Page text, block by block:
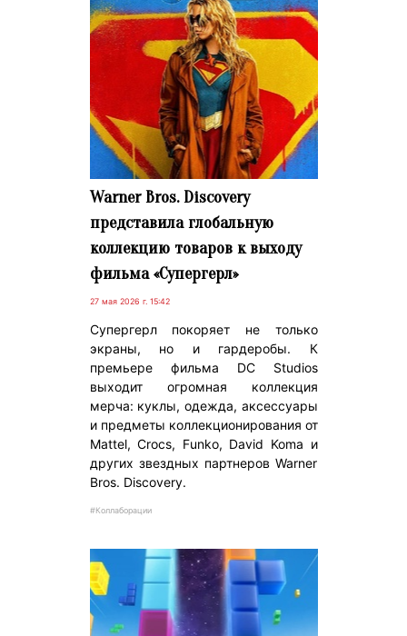
Warner Bros. Discovery
представила глобальную
коллекцию товаров к выходу
фильма «Супергерл»
27 мая 2026 г. 15:42
Супергерл покоряет не только
экраны, но и гардеробы. К
премьере фильма DC Studios
выходит огромная коллекция
мерча: куклы, одежда, аксессуары
и предметы коллекционирования от
Mattel, Crocs, Funko, David Koma и
других звездных партнеров Warner
Bros. Discovery.
#Коллаборации